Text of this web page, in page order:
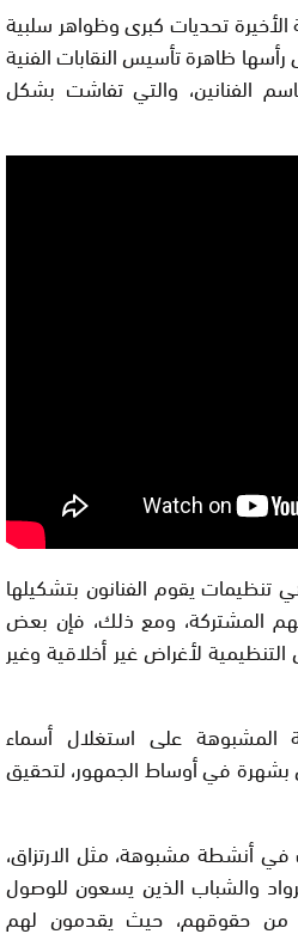
تحديات كبرى وظواهر سلبية
ظاهرة تأسيس النقابات الفنية
باسم الفنانين، والتي تفاشت بشكل
تنظيمات يقوم الفنانون بتشكيلها
المشتركة، ومع ذلك، فإن بعض
لأغراض غير أخلاقية وغير
المشبوهة على استغلال أسماء
بشهرة في أوساط الجمهور، لتحقيق
في أنشطة مشبوهة، مثل الارتزاق،
والشباب الذين يسعون للوصول
من حقوقهم، حيث يقدمون لهم